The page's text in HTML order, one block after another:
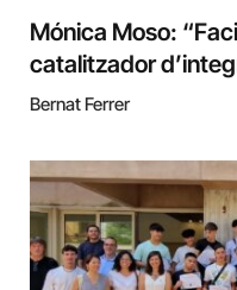
Mónica Moso:
catalitzador
Bernat Ferrer